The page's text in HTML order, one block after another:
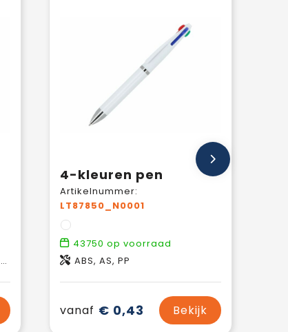
4-kleuren pen
Artikelnummer:
LT87850_N0001
43750 op voorraad
ABS, AS, PP
vanaf € 0,43 Bekijk